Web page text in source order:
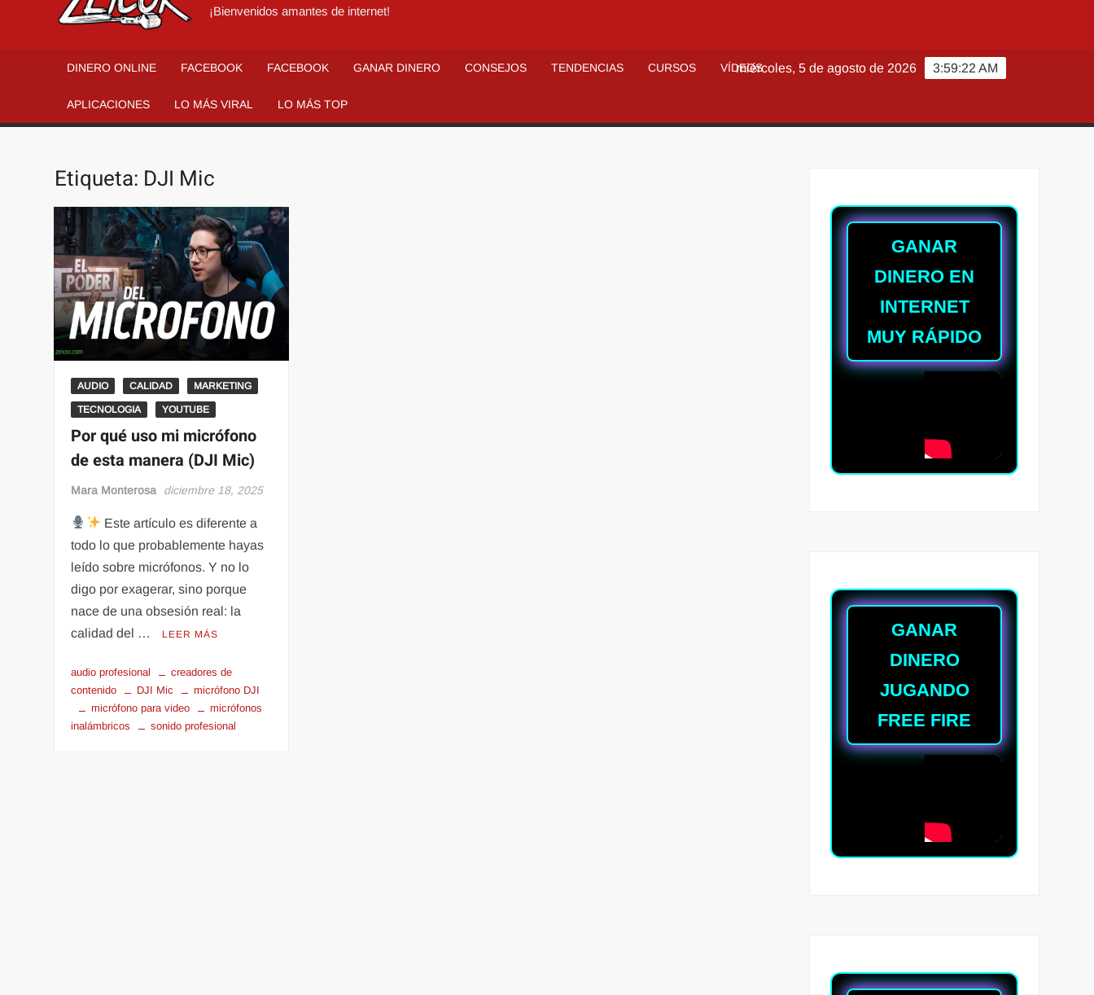
¡Bienvenidos amantes de internet!
DINERO ONLINE FACEBOOK FACEBOOK GANAR DINERO CONSEJOS TENDENCIAS CURSOS VÍDEOS
APLICACIONES LO MÁS VIRAL LO MÁS TOP
3:59:23 AM
miércoles, 5 de agosto de 2026
Etiqueta: DJI Mic
AUDIO CALIDAD MARKETING
TECNOLOGIA YOUTUBE
Por qué uso mi micrófono
de esta manera (DJI Mic)
Mara Monterosa diciembre 18, 2025
Este artículo es diferente a
todo lo que probablemente hayas
leído sobre micrófonos. Y no lo
digo por exagerar, sino porque
nace de una obsesión real: la
calidad del …
LEER MÁS
audio profesional
creadores de
contenido
DJI Mic
micrófono DJI
micrófono para video
micrófonos
inalámbricos
sonido profesional
GANAR
DINERO EN
INTERNET
MUY RÁPIDO
GANAR
DINERO
JUGANDO
FREE FIRE